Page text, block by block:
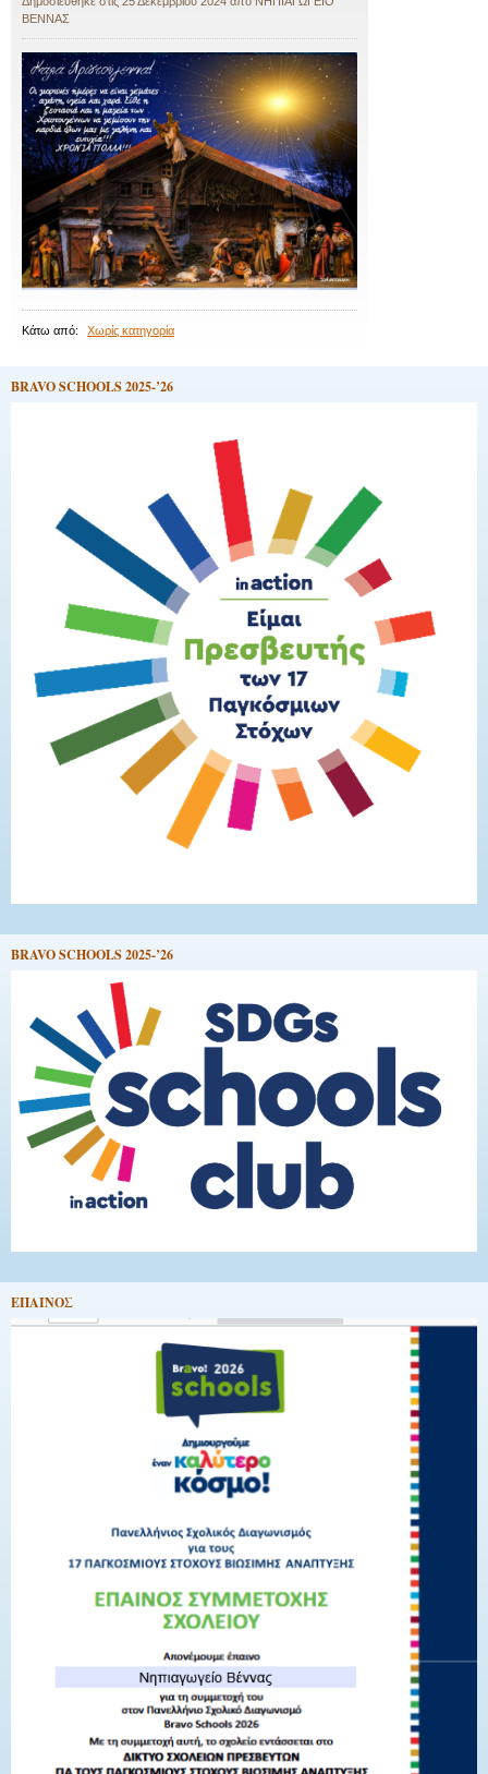
ΒΕΝΝΑΣ
Κάτω από: Χωρίς κατηγορία
BRAVO SCHOOLS 2025-’26
BRAVO SCHOOLS 2025-’26
EΠΑΙΝΟΣ